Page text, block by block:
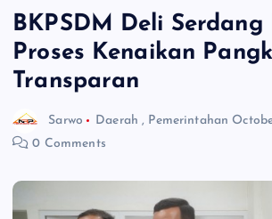
BKPSDM Deli Serdang
Proses Kenaikan
Transparan
Sarwo Daerah , Pemerintahan
0 Comments